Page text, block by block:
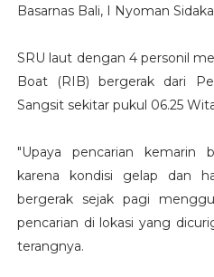
Basarnas Bali, I Nyoman
SRU laut dengan 4 personil
Boat (RIB) bergerak dari
Sangsit sekitar pukul 06.25
"Upaya pencarian kemarin
karena kondisi gelap dan
bergerak sejak pagi
pencarian di lokasi yang
terangnya.